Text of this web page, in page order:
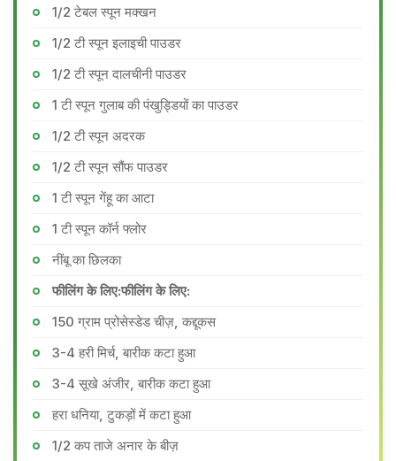
1/2 टेबल स्पून मक्खन
1/2 टी स्पून इलाइची पाउडर
1/2 टी स्पून दालचीनी पाउडर
1 टी स्पून गुलाब की पंखुड्डियों का पाउडर
1/2 टी स्पून अदरक
1/2 टी स्पून सौंफ पाउडर
1 टी स्पून गेंहू का आटा
1 टी स्पून कॉर्न फ्लोर
नींबू का छिलका
फीलिंग के लिए:फीलिंग के लिए:
150 ग्राम प्रोसेस्डेड चीज़, कद्दूकस
3-4 हरी मिर्च, बारीक कटा हुआ
3-4 सूखे अंजीर, बारीक कटा हुआ
हरा धनिया, टुकड़ों में कटा हुआ
1/2 कप ताजे अनार के बीज़